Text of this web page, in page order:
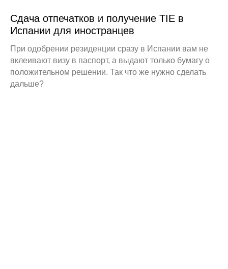
Сдача отпечатков и получение TIE в
Испании для иностранцев
При одобрении резиденции сразу в Испании вам не
вклеивают визу в паспорт, а выдают только бумагу о
положительном решении. Так что же нужно сделать
дальше?